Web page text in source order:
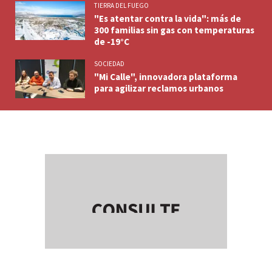
TIERRA DEL FUEGO
"Es atentar contra la vida": más de
300 familias sin gas con temperaturas
de -19°C
SOCIEDAD
"Mi Calle", innovadora plataforma
para agilizar reclamos urbanos